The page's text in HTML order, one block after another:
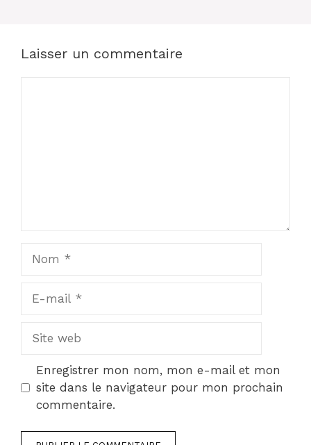
Laisser un commentaire
mail
web
Enregistrer mon nom, mon e-mail et mon
site dans le navigateur pour mon prochain
commentaire.